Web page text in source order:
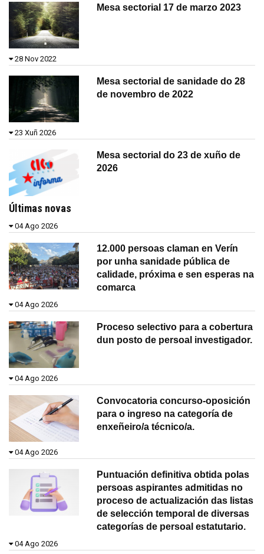
Mesa sectorial 17 de marzo 2023
28 Nov 2022
Mesa sectorial de sanidade do 28
de novembro de 2022
23 Xuñ 2026
Mesa sectorial do 23 de xuño de
2026
Últimas novas
04 Ago 2026
12.000 persoas claman en Verín
por unha sanidade pública de
calidade, próxima e sen esperas na
comarca
04 Ago 2026
Proceso selectivo para a cobertura
dun posto de persoal investigador.
04 Ago 2026
Convocatoria concurso-oposición
para o ingreso na categoría de
enxeñeiro/a técnico/a.
04 Ago 2026
Puntuación definitiva obtida polas
persoas aspirantes admitidas no
proceso de actualización das listas
de selección temporal de diversas
categorías de persoal estatutario.
04 Ago 2026